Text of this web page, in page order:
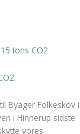
tons CO2
Byager Folkeskov i
i Hinnerup sidste
vores